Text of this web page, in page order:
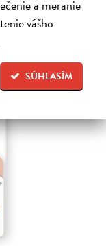
a meranie
vášho
SÚHLASÍM